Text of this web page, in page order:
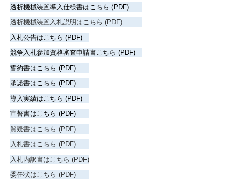
色変更
基本理念と行動指針
当院の期待職員像
当院の特徴
施設概要
内科
総合診療科（院内標ぼう）
脳神経内科
小児科
外科
産婦人科
整形外科
耳鼻咽喉科
地域医療
「ウェルネスシティ宇陀市」構想
地域包括ケアシステム
宇陀市立病院の役割
宇陀けあネット
移動診療車（うだモバイルクリニック
UMC）
地域連携課のご案内
求人
アクセス
お問い合わせ
透析機械装置導入仕様書はこちら (PDF)
透析機械装置入札説明はこちら (PDF)
入札公告はこちら (PDF)
競争入札参加資格審査申請書こちら (PDF)
誓約書はこちら (PDF)
承諾書はこちら (PDF)
導入実績はこちら (PDF)
宣誓書はこちら (PDF)
質疑書はこちら (PDF)
入札書はこちら (PDF)
入札内訳書はこちら (PDF)
委任状はこちら (PDF)